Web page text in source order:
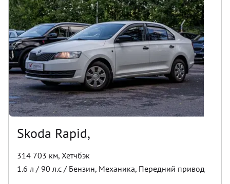
Skoda Rapid,
314 703 км, Хетчбэк
1.6 л / 90 л.с / Бензин, Механика, Передний привод